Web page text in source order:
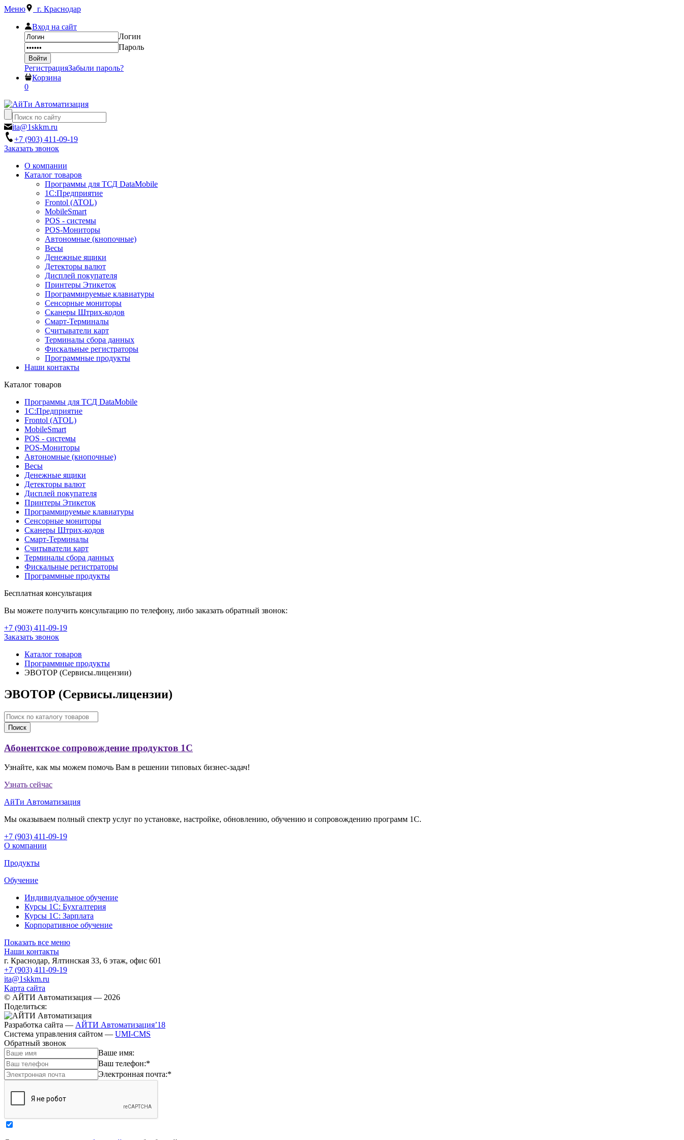
Меню г. Краснодар
Вход на сайт
Логин
Пароль
РегистрацияЗабыли пароль?
Корзина
0
ita@1skkm.ru
+7 (903) 411-09-19
Заказать звонок
О компании
Каталог товаров
Программы для ТСД DataMobile
1С:Предприятие
Frontol (ATOL)
MobileSmart
POS - системы
POS-Мониторы
Автономные (кнопочные)
Весы
Денежные ящики
Детекторы валют
Дисплей покупателя
Принтеры Этикеток
Программируемые клавиатуры
Сенсорные мониторы
Сканеры Штрих-кодов
Смарт-Терминалы
Считыватели карт
Терминалы сбора данных
Фискальные регистраторы
Программные продукты
Наши контакты
Каталог товаров
Программы для ТСД DataMobile
1С:Предприятие
Frontol (ATOL)
MobileSmart
POS - системы
POS-Мониторы
Автономные (кнопочные)
Весы
Денежные ящики
Детекторы валют
Дисплей покупателя
Принтеры Этикеток
Программируемые клавиатуры
Сенсорные мониторы
Сканеры Штрих-кодов
Смарт-Терминалы
Считыватели карт
Терминалы сбора данных
Фискальные регистраторы
Программные продукты
Бесплатная консультация
Вы можете получить консультацию по телефону, либо заказать обратный звонок:
+7 (903) 411-09-19
Заказать звонок
Каталог товаров
Программные продукты
ЭВОТОР (Сервисы.лицензии)
ЭВОТОР (Сервисы.лицензии)
Поиск
Абонентское сопровождение продуктов 1C
Узнайте, как мы можем помочь Вам в решении типовых бизнес-задач!
Узнать сейчас
АйТи Автоматизация
Мы оказываем полный спектр услуг по установке, настройке, обновлению, обучению и сопровождению программ 1С.
+7 (903) 411-09-19
О компании
Продукты
Обучение
Индивидуальное обучение
Курсы 1С: Бухгалтерия
Курсы 1С: Зарплата
Корпоративное обучение
Показать все меню
Наши контакты
г. Краснодар, Ялтинская 33, 6 этаж, офис 601
+7 (903) 411-09-19
ita@1skkm.ru
Карта сайта
© АЙТИ Автоматизация — 2026
Поделиться:
Разработка сайта — АЙТИ Автоматизация’18
Система управления сайтом — UMI-CMS
Обратный звонок
Ваше имя:
Ваш телефон:*
Электронная почта:*